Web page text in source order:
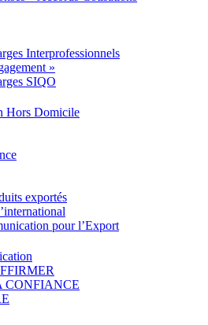
Interprofessionnels
»
SIQO
Hors Domicile
exportés
pour l’Export
CONFIANCE